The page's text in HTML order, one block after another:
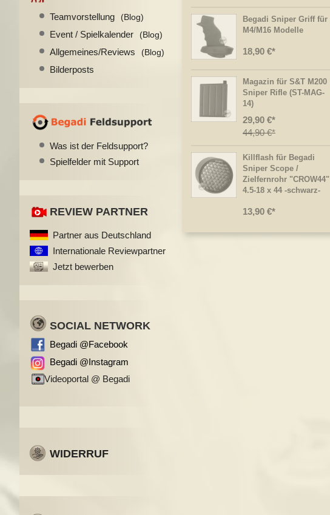
Begadi Sniper Griff für
M4/M16 Modelle
18,90 €
Magazin für S&T M200
Sniper Rifle (ST-MAG-
14)
29,90 €
44,90 €
Killflash für Begadi
Sniper Scope /
Zielfernrohr "CROW44"
4.5-18 x 44 -schwarz-
13,90 €
Teamvorstellung (Blog)
Event / Spielkalender (Blog)
Allgemeines/Reviews (Blog)
Bilderposts
Was ist der Feldsupport?
Spielfelder mit Support
REVIEW PARTNER
Partner aus Deutschland
Internationale Reviewpartner
Jetzt bewerben
SOCIAL NETWORK
Begadi @Facebook
Begadi @Instagram
Videoportal @ Begadi
WIDERRUF